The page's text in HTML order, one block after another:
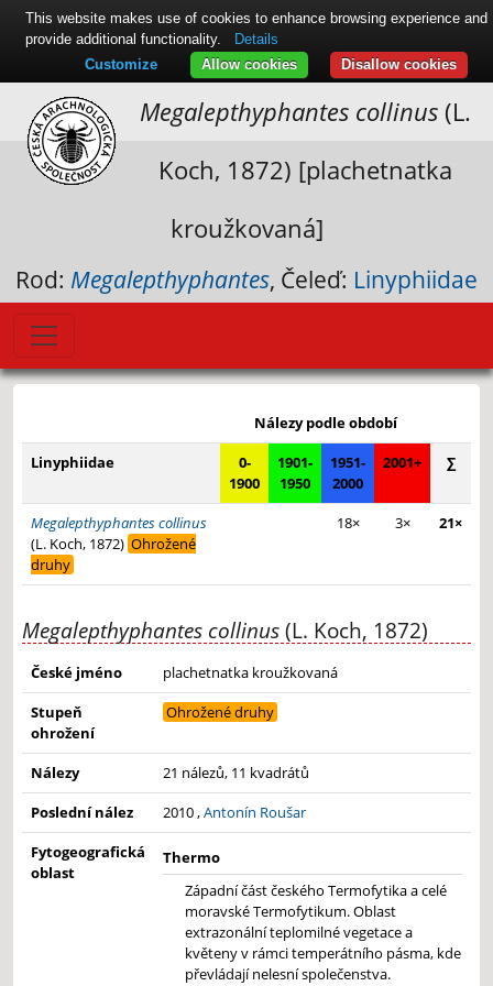
Megalepthyphantes collinus(L.
Koch, 1872) [plachetnatka
kroužkovaná]
Rod: Megalepthyphantes, Čeleď: Linyphiidae
−
Leaflet|© Seznam.cz a.s. a další
Nálezy podle období
Linyphiidae
0-
1900
1901-
1950
1951-
2000
2001+ ∑
Megalepthyphantes collinus
(L. Koch, 1872) Ohrožené
druhy
18× 3× 21×
Megalepthyphantes collinus(L. Koch, 1872)
České jméno
plachetnatka kroužkovaná
Stupeň
ohrožení
Ohrožené druhy
Nálezy
21 nálezů, 11 kvadrátů
Poslední nález
2010 ,Antonín Roušar
Fytogeografická
oblast
Thermo
Západní část českého Termofytika a celé
moravské Termofytikum. Oblast
extrazonální teplomilné vegetace a
květeny v rámci temperátního pásma, kde
převládají nelesní společenstva.
This website makes use of cookies to enhance browsing experience and
provide additional functionality.
Details
Disallow cookies
Allow cookies
Customize